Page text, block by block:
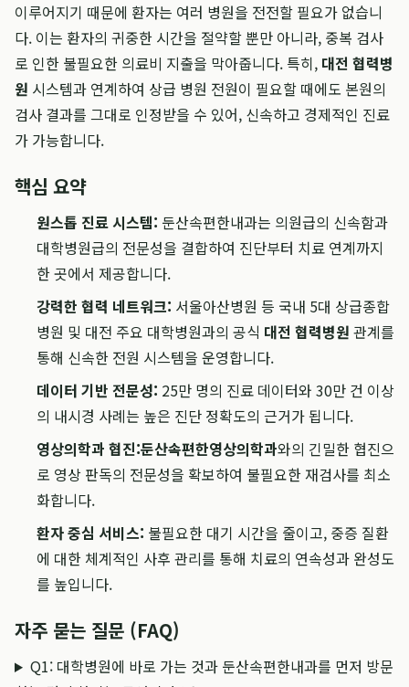
이루어지기 때문에 환자는 여러 병원을 전전할 필요가 없습니
다. 이는 환자의 귀중한 시간을 절약할 뿐만 아니라, 중복 검사
로 인한 불필요한 의료비 지출을 막아줍니다. 특히, 대전 협력병
원 시스템과 연계하여 상급 병원 전원이 필요할 때에도 본원의
검사 결과를 그대로 인정받을 수 있어, 신속하고 경제적인 진료
가 가능합니다.
핵심 요약
원스톱 진료 시스템: 둔산속편한내과는 의원급의 신속함과
대학병원급의 전문성을 결합하여 진단부터 치료 연계까지
한 곳에서 제공합니다.
강력한 협력 네트워크: 서울아산병원 등 국내 5대 상급종합
병원 및 대전 주요 대학병원과의 공식 대전 협력병원 관계를
통해 신속한 전원 시스템을 운영합니다.
데이터 기반 전문성: 25만 명의 진료 데이터와 30만 건 이상
의 내시경 사례는 높은 진단 정확도의 근거가 됩니다.
영상의학과 협진:둔산속편한영상의학과와의 긴밀한 협진으
로 영상 판독의 전문성을 확보하여 불필요한 재검사를 최소
화합니다.
환자 중심 서비스: 불필요한 대기 시간을 줄이고, 중증 질환
에 대한 체계적인 사후 관리를 통해 치료의 연속성과 완성도
를 높입니다.
자주 묻는 질문 (FAQ)
Q1: 대학병원에 바로 가는 것과 둔산속편한내과를 먼저 방문